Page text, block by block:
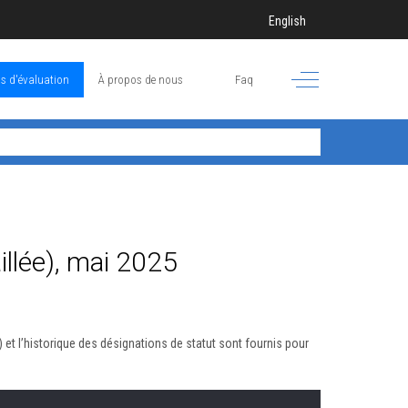
Sélectionnez votre langue
English
d'évaluation À propos de nous Faq Off-Canvas Toggle
mai 2025
l’historique des désignations de statut sont fournis pour